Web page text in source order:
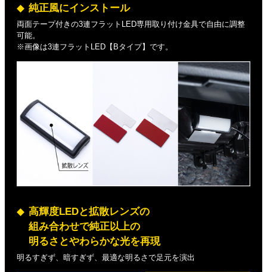
純正風にインストール
両面テープ付きの3連フラットLED専用取り付け金具で自由に調整
可能。
※画像は3連フラットLED【Bタイプ】です。
高輝度LEDと拡散レンズの
組み合わせで純正以上の
明るさとやわらかな光を再現
明るすぎず、暗すぎず、最適な明るさで足元を演出